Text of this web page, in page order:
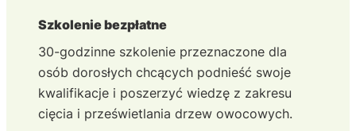
Szkolenie bezpłatne
30-godzinne szkolenie przeznaczone dla
osób dorosłych chcących podnieść swoje
kwalifikacje i poszerzyć wiedzę z zakresu
cięcia i prześwietlania drzew owocowych.